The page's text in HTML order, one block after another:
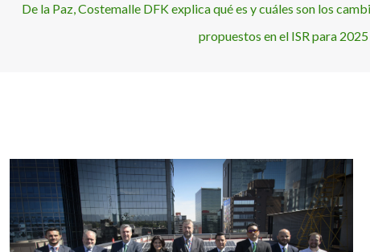
De la Paz, Costemalle DFK explica qué es y cuáles son los
propuestos en el ISR para 2025